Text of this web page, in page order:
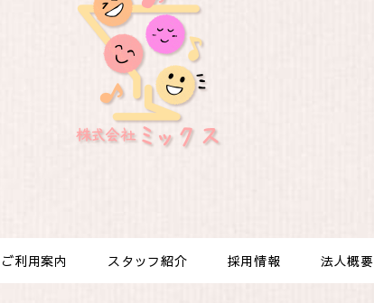
ご利用案内 スタッフ紹介 採用情報 法人概要